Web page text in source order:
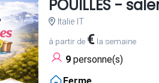
POUILLES -
Italie IT
à partir de €la semaine
9personne(s)